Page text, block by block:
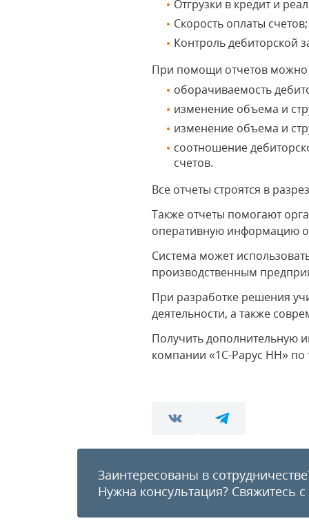
Отгрузки в кредит и
Скорость оплаты счетов;
Контроль дебиторской
При помощи отчетов можно
оборачиваемость
изменение объема и
изменение объема и
соотношение
счетов.
Все отчеты строятся в
Также отчеты помогают
оперативную информацию о
Система может
производственным
При разработке решения
деятельности, а также
Получить дополнительную
компании «1С-Рарус НН» по
Заинтересованы в
Нужна консультация? Свяжитесь